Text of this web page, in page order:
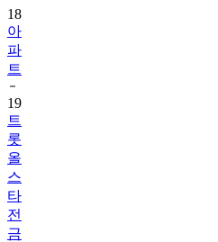
18
아
파
트
19
트
롯
올
스
타
전
금